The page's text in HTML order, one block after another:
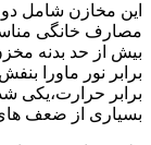
این مخازن شامل
مصارف خانگی
برابر نور ماورا
برابر حرارت،یکی
بسیاری از ضعف